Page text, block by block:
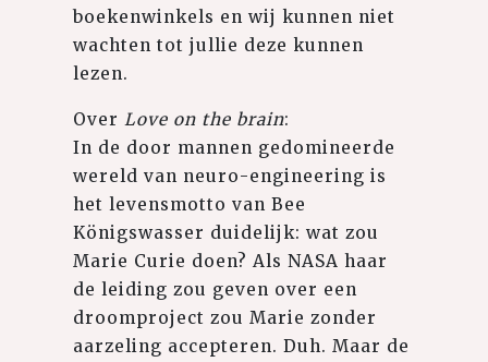
boekenwinkels en wij kunnen niet
wachten tot jullie deze kunnen
lezen.⁠
Over Love on the brain:⁠
In de door mannen gedomineerde
wereld van neuro-engineering is
het levensmotto van Bee
Königswasser duidelijk: wat zou
Marie Curie doen? Als NASA haar
de leiding zou geven over een
droomproject zou Marie zonder
aarzeling accepteren. Duh. Maar de